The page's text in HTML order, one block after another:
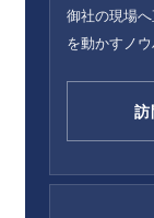
御社の現場
を動かすノ